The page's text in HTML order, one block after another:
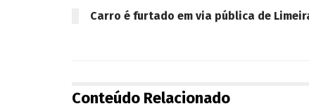
Carro é furtado em via pública de
Conteúdo Relacionado